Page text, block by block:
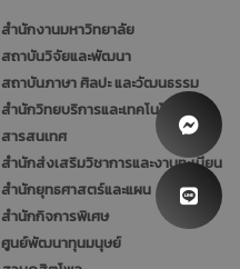
สำนักงานมหาวิทยาลัย
สถาบันวิจัยและพัฒนา
สถาบันภาษา ศิลปะ และวัฒนธรรม
สำนักวิทยบริการและเทคโนโลยี
สารสนเทศ
สำนักส่งเสริมวิชาการและงานทะเบียน
สำนักยุทธศาสตร์และแผน
สำนักกิจการพิเศษ
ศูนย์พัฒนาทุนมนุษย์